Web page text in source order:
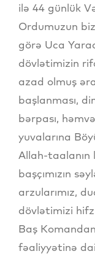
ilə 44 günlük
Ordumuzun
görə Uca
dövlətimizin
azad olmuş
başlanması,
bərpası,
yuvalarına
Allah-
başçımızın
arzularımız,
dövlətimizi
Baş
fəaliyyətinə